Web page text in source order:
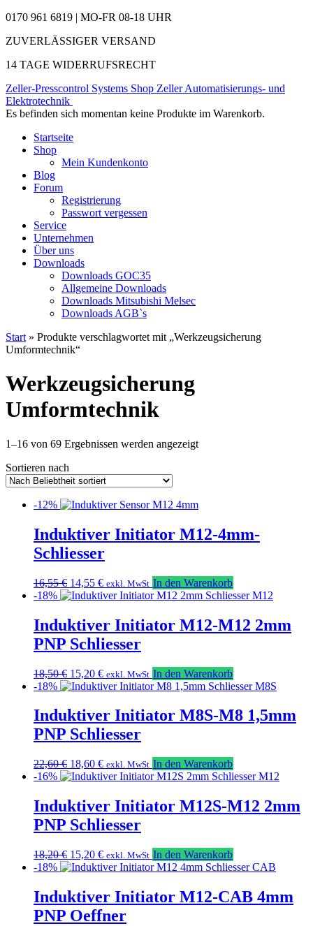
0170 961 6819 | MO-FR 08-18 UHR
ZUVERLÄSSIGER VERSAND
14 TAGE WIDERRUFSRECHT
Zeller-Presscontrol Systems Shop Zeller Automatisierungs- und
Elektrotechnik
Es befinden sich momentan keine Produkte im Warenkorb.
Startseite
Shop
Mein Kundenkonto
Blog
Forum
Registrierung
Passwort vergessen
Service
Unternehmen
Über uns
Downloads
Downloads GOC35
Allgemeine Downloads
Downloads Mitsubishi Melsec
Downloads AGB`s
Start » Produkte verschlagwortet mit „Werkzeugsicherung
Umformtechnik“
Werkzeugsicherung
Umformtechnik
1–16 von 69 Ergebnissen werden angezeigtNach
Sortieren nach
-12%
Induktiver Initiator M12-4mm-
Schliesser
16,55€ Ursprünglicher
Preis
16,55 €
14,55 €Aktueller
Preis
14,55 €.
exkl. MwSt In den Warenkorb
-18%
Induktiver Initiator M12-M12 2mm
PNP Schliesser
18,50€ Ursprünglicher
Preis
18,50 €
15,20 €Aktueller
Preis
15,20 €.
exkl. MwSt In den Warenkorb
-18%
Induktiver Initiator M8S-M8 1,5mm
PNP Schliesser
22,60€ Ursprünglicher
Preis
22,60 €
18,60 €Aktueller
Preis
18,60 €.
exkl. MwSt In den Warenkorb
-16%
Induktiver Initiator M12S-M12 2mm
PNP Schliesser
18,20€ Ursprünglicher
Preis
18,20 €
15,20 €Aktueller
Preis
15,20 €.
exkl. MwSt In den Warenkorb
-18%
Induktiver Initiator M12-CAB 4mm
PNP Oeffner